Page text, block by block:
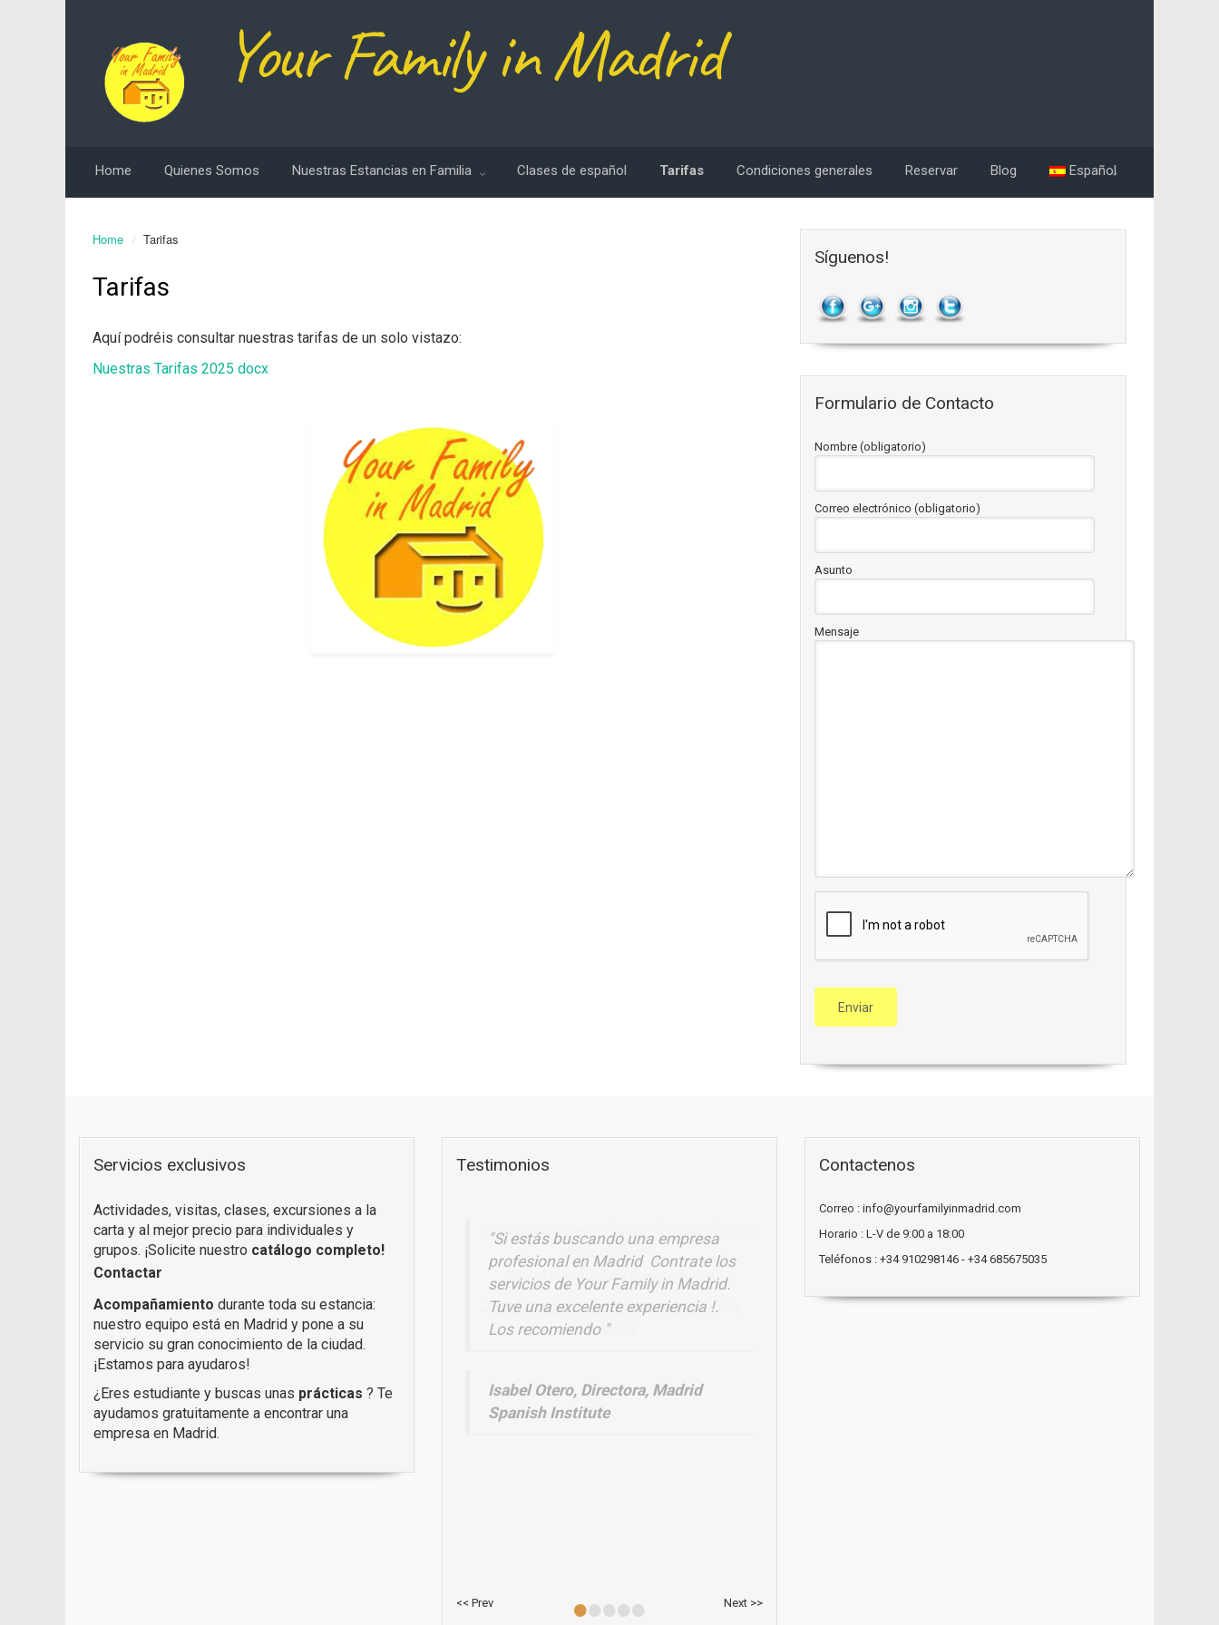
Your Family in Madrid
Home Quienes Somos Nuestras Estancias en Familia Clases de español Tarifas Condiciones generales Reservar Blog Español
Home Tarifas
Tarifas
Aquí podréis consultar nuestras tarifas de un solo vistazo:
Nuestras Tarifas 2025 docx
Síguenos!
Formulario de Contacto
Nombre (obligatorio)
Correo electrónico (obligatorio)
Asunto
Mensaje
Servicios exclusivos
Actividades, visitas, clases, excursiones a la
carta y al mejor precio para individuales y
grupos. ¡Solicite nuestro catálogo completo!
Contactar
Acompañamiento durante toda su estancia:
nuestro equipo está en Madrid y pone a su
servicio su gran conocimiento de la ciudad.
¡Estamos para ayudaros!
¿Eres estudiante y buscas unas prácticas ? Te
ayudamos gratuitamente a encontrar una
empresa en Madrid.
Testimonios
"Si estás buscando una empresa
profesional en Madrid Contrate los
servicios de Your Family in Madrid.
Tuve una excelente experiencia !.
Los recomiendo "
Isabel Otero, Directora, Madrid
Spanish Institute
Une superbe expérience à Madrid avec
mes élèves!!!
Nous reviendrons !! Excellente.
Zineb Sanjuan Instituto Jean Moulin,
Francia
<< Prev ••••• Next >>
Contactenos
Correo : info@yourfamilyinmadrid.com
Horario : L-V de 9:00 a 18:00
Teléfonos : +34 910298146 - +34 685675035